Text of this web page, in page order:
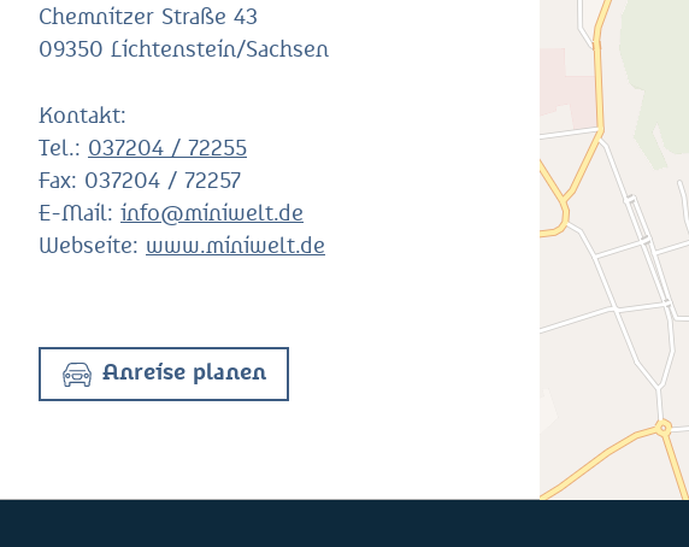
Chemnitzer Straße 43
09350 Lichtenstein/Sachsen
Kontakt:
Tel.: 037204 / 72255
Fax: 037204 / 72257
E-Mail: info@miniwelt.de
Webseite: www.miniwelt.de
Anreise planen